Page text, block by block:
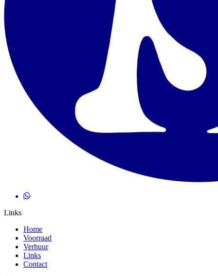
Links
Home
Voorraad
Verhuur
Links
Contact